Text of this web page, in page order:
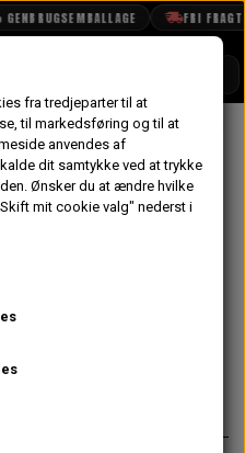
FRI FRAGT
Døre
> -
kr.
fra tredjeparter til at
til markedsføring og til at
anvendes af
dit samtykke ved at trykke
Ønsker du at ændre hvilke
mit cookie valg" nederst i